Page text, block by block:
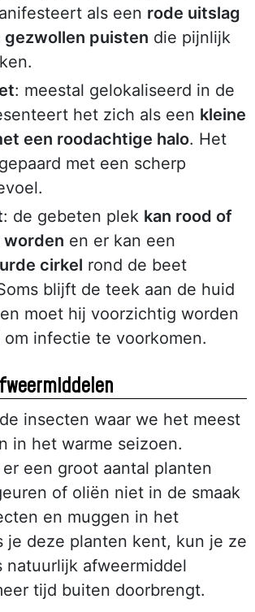
als een rode uitslag
gezwollen puisten die pijnlijk
: meestal gelokaliseerd in de
het zich als een kleine
een roodachtige halo. Het
met een scherp
: de gebeten plek kan rood of
worden en er kan een
cirkel rond de beet
blijft de teek aan de huid
moet hij voorzichtig worden
infectie te voorkomen.
insecten waar we het meest
in het warme seizoen.
een groot aantal planten
of oliën niet in de smaak
en muggen in het
je deze planten kent, kun je ze
natuurlijk afweermiddel
tijd buiten doorbrengt.